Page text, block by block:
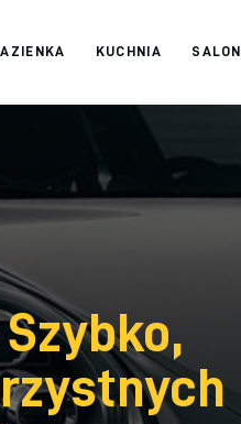
KUCHNIA SALON